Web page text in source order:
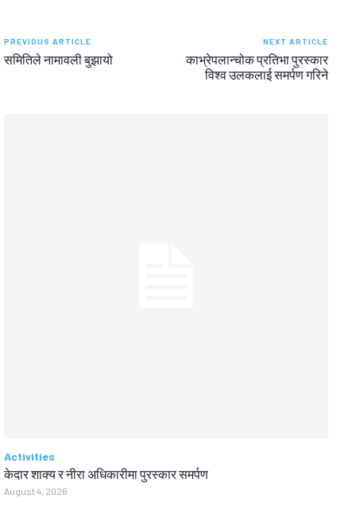
PREVIOUS ARTICLE
समितिले नामावली बुझायो
NEXT ARTICLE
काभ्रेपलान्चोक प्रतिभा पुरस्कार
विश्व उलकलाई समर्पण गरिने
Activities
केदार शाक्य र नीरा अधिकारीमा पुरस्कार समर्पण
August 4, 2026